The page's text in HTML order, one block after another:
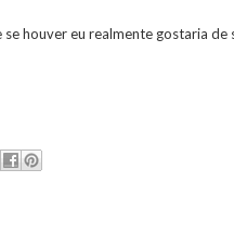
houver eu realmente gostaria de